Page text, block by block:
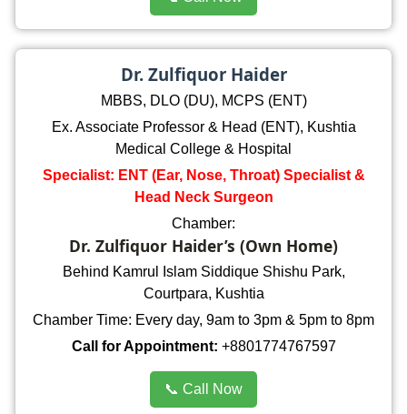
Dr. Zulfiquor Haider
MBBS, DLO (DU), MCPS (ENT)
Ex. Associate Professor & Head (ENT), Kushtia
Medical College & Hospital
Specialist: ENT (Ear, Nose, Throat) Specialist &
Head Neck Surgeon
Chamber:
Dr. Zulfiquor Haider’s (Own Home)
Behind Kamrul Islam Siddique Shishu Park,
Courtpara, Kushtia
Chamber Time: Every day, 9am to 3pm & 5pm to 8pm
Call for Appointment: +8801774767597
📞 Call Now